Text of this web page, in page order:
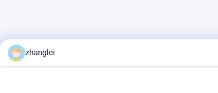
zhanglei